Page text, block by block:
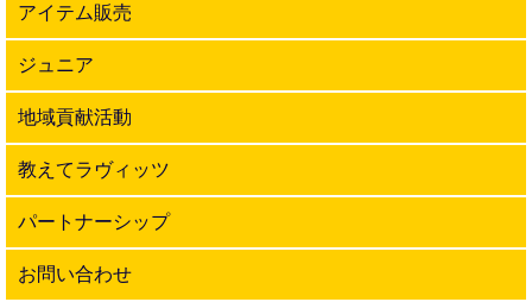
アイテム販売
ジュニア
地域貢献活動
教えてラヴィッツ
パートナーシップ
お問い合わせ